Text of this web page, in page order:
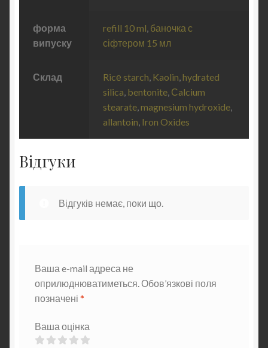
форма
випуску
refill 10 ml баночка с
сіфтером 15 мл
Склад Ricе starch Kaolin hydrated
silica bentonite, Сalcium
stearate, magnesium hydroxide,
allantoin Iron Oxides
Відгуки
Відгуків немає, поки що.
Ваша e-mail адреса не
оприлюднюватиметься. Обов’язкові поля
позначені *
Ваша оцінка